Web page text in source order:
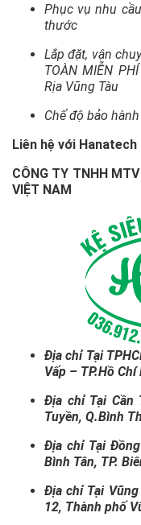
Phục vụ nhu
thước
Lắp đặt, vận
TOÀN MIỄN
Rịa Vũng Tàu
Chế độ bảo
Liên hệ với
CÔNG TY TNHH
VIỆT NAM
Địa chỉ Tại
Vấp – TP.Hồ Chí
Địa chỉ Tại Cần
Tuyền, Q.Bình
Địa chỉ Tại
Bình Tân, TP.
Địa chỉ Tại
12, Thành phố